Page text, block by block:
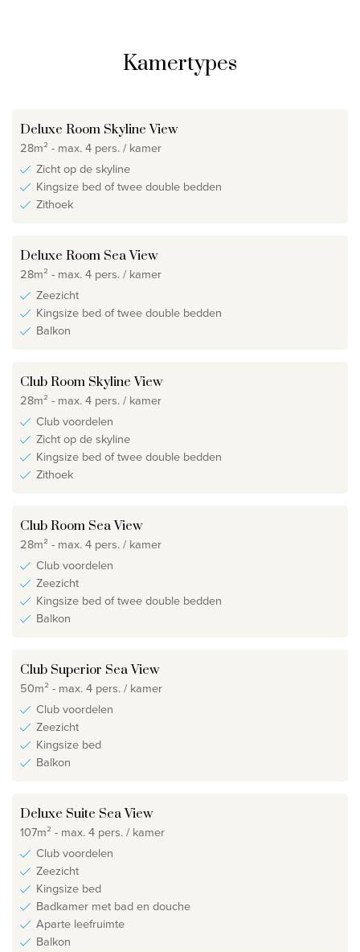
Kamertypes
Deluxe Room Skyline View
28m² - max. 4 pers. / kamer
Zicht op de skyline
Kingsize bed of twee double bedden
Zithoek
Deluxe Room Sea View
28m² - max. 4 pers. / kamer
Zeezicht
Kingsize bed of twee double bedden
Balkon
Club Room Skyline View
28m² - max. 4 pers. / kamer
Club voordelen
Zicht op de skyline
Kingsize bed of twee double bedden
Zithoek
Club Room Sea View
28m² - max. 4 pers. / kamer
Club voordelen
Zeezicht
Kingsize bed of twee double bedden
Balkon
Club Superior Sea View
50m² - max. 4 pers. / kamer
Club voordelen
Zeezicht
Kingsize bed
Balkon
Deluxe Suite Sea View
107m² - max. 4 pers. / kamer
Club voordelen
Zeezicht
Kingsize bed
Badkamer met bad en douche
Aparte leefruimte
Balkon